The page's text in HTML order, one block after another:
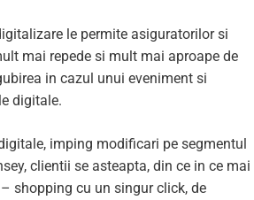
le permite asiguratorilor si
mai repede si mult mai aproape de
in cazul unui eveniment si
digitale.
imping modificari pe segmentul
clientii se asteapta, din ce in ce mai
shopping cu un singur click, de